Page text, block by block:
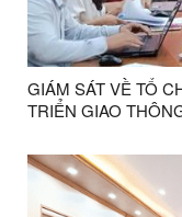
GIÁM SÁT VỀ TỔ
TRIỂN GIAO